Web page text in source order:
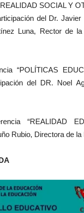
REALIDAD SOCIAL Y
del Dr.
Luna, Rector de
“POLÍTICAS
del DR. Noel
“REALIDAD
Rubio, Directora de